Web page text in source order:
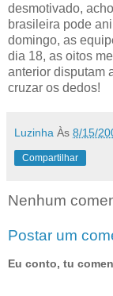
desmotivado,
brasileira pode
domingo, as
dia 18, as oitos
anterior disputam
cruzar os dedos!
Luzinha Às 8/15/
Compartilhar
Nenhum
Postar um
Eu conto, tu